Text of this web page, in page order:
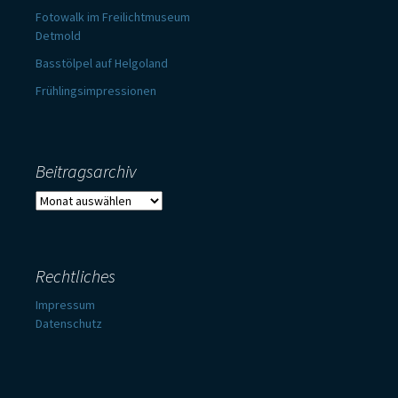
Fotowalk im Freilichtmuseum
Detmold
Basstölpel auf Helgoland
Frühlingsimpressionen
Beitragsarchiv
Beitragsarchiv
Rechtliches
Impressum
Datenschutz